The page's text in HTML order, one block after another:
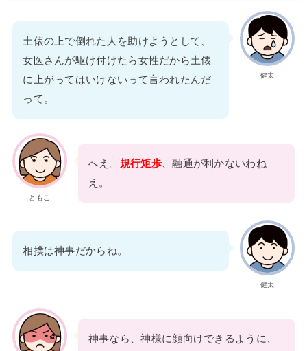
健太
土俵の上で倒れた人を助けようとして、
女医さんが駆け付けたら女性だから土俵
に上がってはいけないって言われたんだ
って。
ともこ
へえ。 規行矩歩、融通が利かないわね
え。
健太
相撲は神事だからね。
神事なら、神様に顔向けできるように、